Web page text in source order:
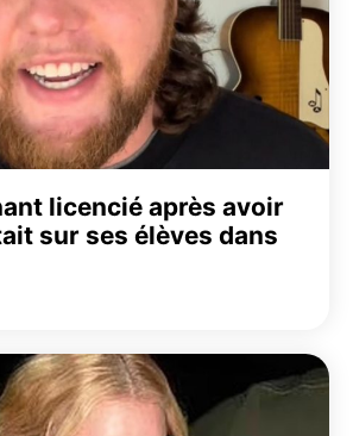
licencié après avoir
sur ses élèves dans